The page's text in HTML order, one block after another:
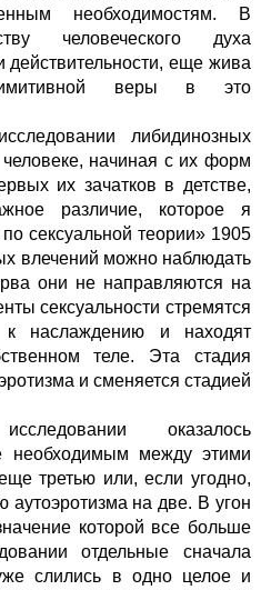
необходимостям. В
человеческого духа
действительности, еще жива
веры в это
либидинозных
начиная с их форм
их зачатков в детстве,
различие, которое я
сексуальной теории» 1905
влечений можно наблюдать
они не направляются на
сексуальности стремятся
к наслаждению и находят
теле. Эта стадия
и сменяется стадией
оказалось
необходимым между этими
третью или, если угодно,
аутоэротизма на две. В угон
которой все больше
отдельные сначала
слились в одно целое и